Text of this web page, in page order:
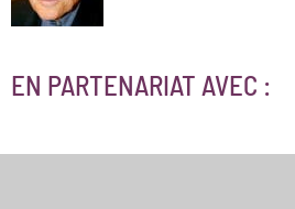
EN PARTENARIAT AVEC :